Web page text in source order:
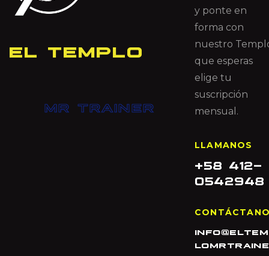
EL TEMPLO
MR TRAINER
y ponte en
forma con
nuestro
que esperas
elige tu
suscripción
mensual.
LLAMANOS
+58 412-
0542948
lomrtraine